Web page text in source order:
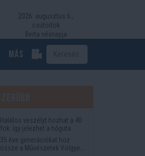
2026. augusztus 6.,
csütörtök
Berta névnapja
más
Halálos veszélyt hozhat a 40
fok: így jelezhet a hőguta
35 éve generációkat hoz
össze a Művészetek Völgye